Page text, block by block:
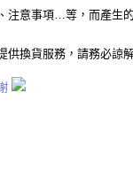
注意事項…等，而產生
換貨服務，請務必諒